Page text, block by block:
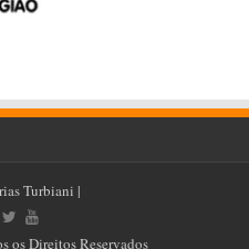
Turbiani |
os Direitos Reservados